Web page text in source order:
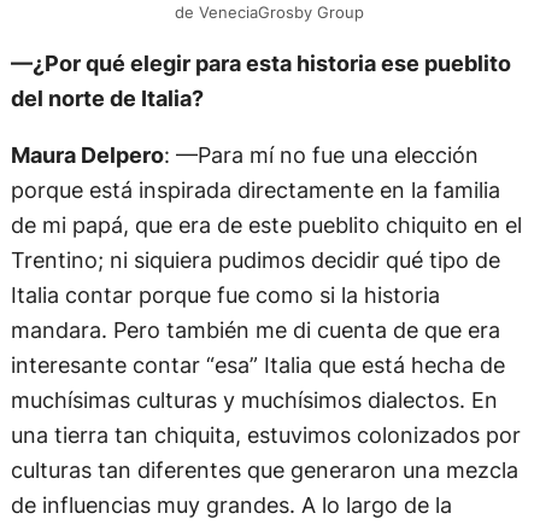
de VeneciaGrosby Group
—¿Por qué elegir para esta historia ese pueblito
del norte de Italia?
Maura Delpero: —Para mí no fue una elección
porque está inspirada directamente en la familia
de mi papá, que era de este pueblito chiquito en el
Trentino; ni siquiera pudimos decidir qué tipo de
Italia contar porque fue como si la historia
mandara. Pero también me di cuenta de que era
interesante contar “esa” Italia que está hecha de
muchísimas culturas y muchísimos dialectos. En
una tierra tan chiquita, estuvimos colonizados por
culturas tan diferentes que generaron una mezcla
de influencias muy grandes. A lo largo de la